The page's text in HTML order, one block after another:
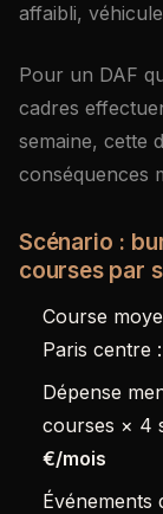
affaibli,
Pour un DAF
cadres
semaine, cette
conséquences
Scénario :
courses par
Course
Paris centre
Dépense
courses × 4
€/mois
Événements